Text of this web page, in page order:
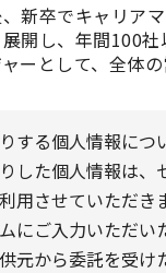
新卒でキャリア
開し、年間100
ーとして、全体
する個人情報につ
した個人情報は
用させていただき
にご入力いただ
供元から委託を受